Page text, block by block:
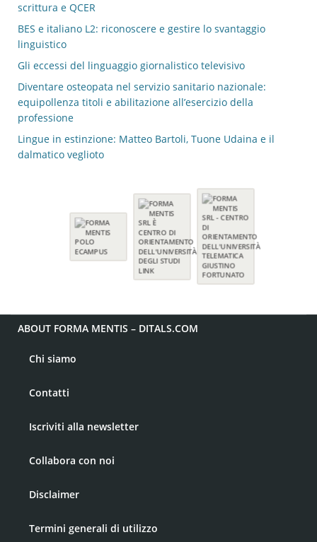
scrittura e QCER
BES e italiano L2: riconoscere e gestire lo svantaggio
linguistico
Gli eccessi del linguaggio giornalistico televisivo
Diventare osteopata nel servizio sanitario nazionale:
equipollenza titoli e abilitazione all’esercizio della
professione
Lingue in estinzione: Matteo Bartoli, Tuone Udaina e il
dalmatico veglioto
ABOUT FORMA MENTIS – DITALS.COM
Chi siamo
Contatti
Iscriviti alla newsletter
Collabora con noi
Disclaimer
Termini generali di utilizzo